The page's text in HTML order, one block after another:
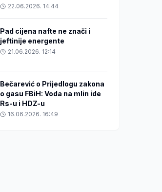
22.06.2026. 14:44
Pad cijena nafte ne znači i
jeftinije energente
21.06.2026. 12:14
Bečarević o Prijedlogu zakona
o gasu FBiH: Voda na mlin ide
Rs-u i HDZ-u
16.06.2026. 16:49